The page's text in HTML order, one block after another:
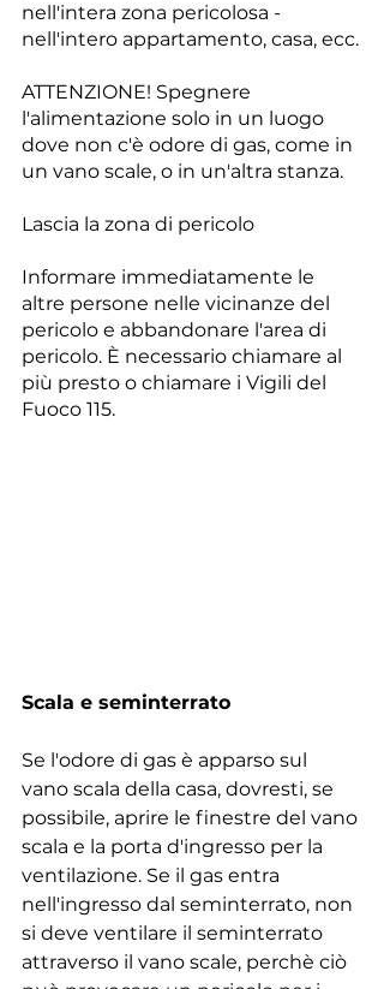
nell'intera zona pericolosa -
nell'intero appartamento, casa, ecc.
ATTENZIONE! Spegnere
l'alimentazione solo in un luogo
dove non c'è odore di gas, come in
un vano scale, o in un'altra stanza.
Lascia la zona di pericolo
Informare immediatamente le
altre persone nelle vicinanze del
pericolo e abbandonare l'area di
pericolo. È necessario chiamare al
più presto o chiamare i Vigili del
Fuoco 115.
Scala e seminterrato
Se l'odore di gas è apparso sul
vano scala della casa, dovresti, se
possibile, aprire le finestre del vano
scala e la porta d'ingresso per la
ventilazione. Se il gas entra
nell'ingresso dal seminterrato, non
si deve ventilare il seminterrato
attraverso il vano scale, perchè ciò